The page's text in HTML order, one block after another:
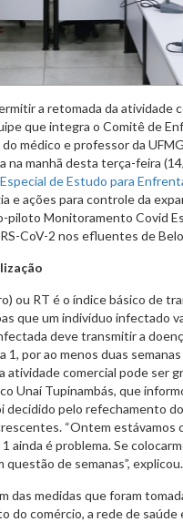
a retomada da atividade
que integra o Comitê de
do médico e professor da
na manhã desta terça-feira
de Estudo para
e ações para controle da
piloto Monitoramento Covid
CoV-2 nos efluentes de
ou RT é o índice básico de
que um indivíduo infectado
deve transmitir a
1, por ao menos duas
atividade comercial pode ser
Unaí Tupinambás, que
decidido pelo refechamento
“Ontem estávamos
ainda é problema. Se
questão de semanas”, explicou.
das medidas que foram
do comércio, a rede de